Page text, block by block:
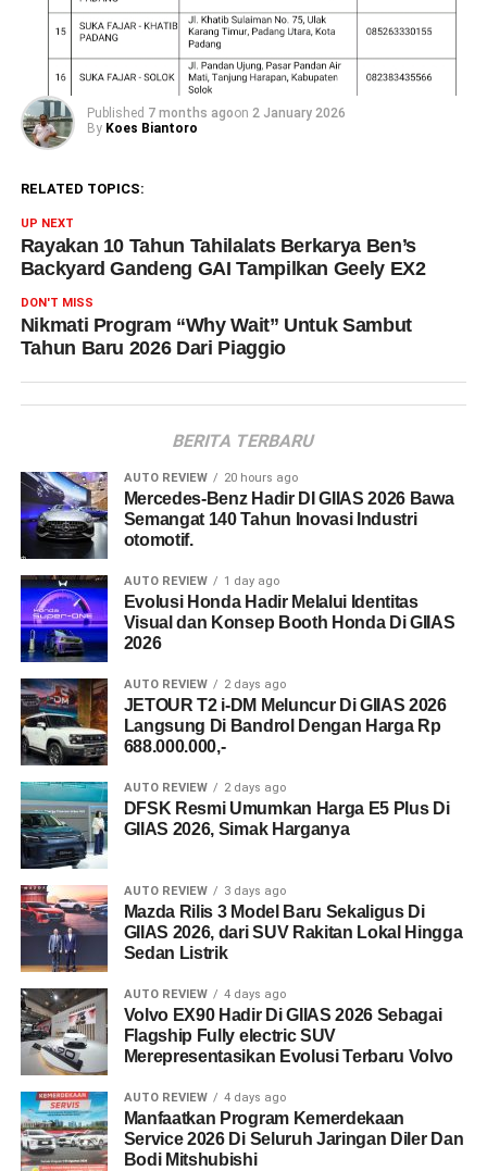
Published 7 months agoon 2 January 2026
By Koes Biantoro
RELATED TOPICS:
UP NEXT
Rayakan 10 Tahun Tahilalats Berkarya Ben’s
Backyard Gandeng GAI Tampilkan Geely EX2
DON'T MISS
Nikmati Program “Why Wait” Untuk Sambut
Tahun Baru 2026 Dari Piaggio
BERITA TERBARU
AUTO REVIEW 20 hours ago
Mercedes-Benz Hadir DI GIIAS 2026 Bawa
Semangat 140 Tahun Inovasi Industri
otomotif.
AUTO REVIEW 1 day ago
Evolusi Honda Hadir Melalui Identitas
Visual dan Konsep Booth Honda Di GIIAS
2026
AUTO REVIEW 2 days ago
JETOUR T2 i-DM Meluncur Di GIIAS 2026
Langsung Di Bandrol Dengan Harga Rp
688.000.000,-
AUTO REVIEW 2 days ago
DFSK Resmi Umumkan Harga E5 Plus Di
GIIAS 2026, Simak Harganya
AUTO REVIEW 3 days ago
Mazda Rilis 3 Model Baru Sekaligus Di
GIIAS 2026, dari SUV Rakitan Lokal Hingga
Sedan Listrik
AUTO REVIEW 4 days ago
Volvo EX90 Hadir Di GIIAS 2026 Sebagai
Flagship Fully electric SUV
Merepresentasikan Evolusi Terbaru Volvo
AUTO REVIEW 4 days ago
Manfaatkan Program Kemerdekaan
Service 2026 Di Seluruh Jaringan Diler Dan
Bodi Mitshubishi